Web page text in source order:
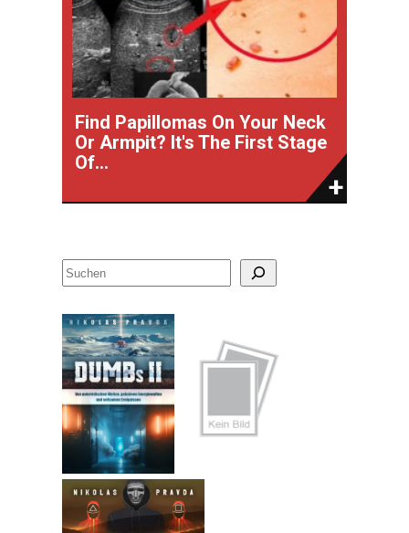
Find Papillomas On Your Neck
Or Armpit? It's The First Stage
Of...
S
u
c
h
e
n